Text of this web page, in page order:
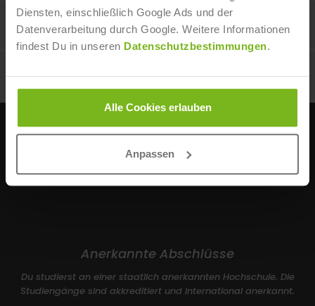
Diensten, einschließlich Google Ads und der
Datenverarbeitung durch Google. Weitere Informationen
findest Du in unseren Datenschutzbestimmungen.
Alle Cookies erlauben
Anpassen
Prüfungstermine & Orte
Studiengebühr
UNSERE VORTEILE
Anerkannte Abschlüsse
Du studierst an einer staatlich anerkannten Hochschule. Die
Studiengänge sind akkreditiert und international anerkannt.